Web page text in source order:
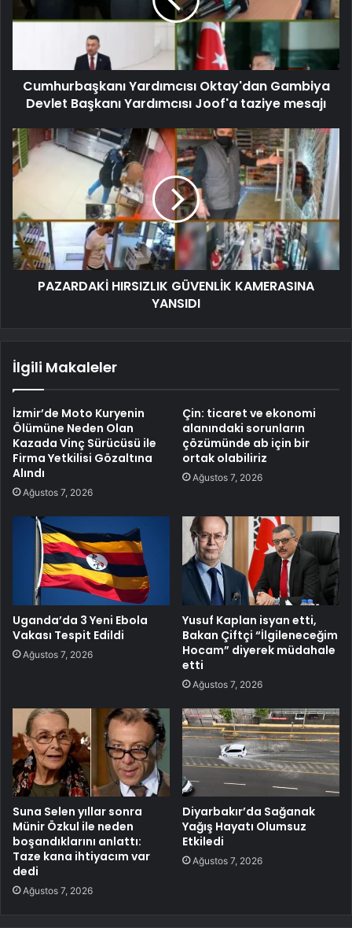
Cumhurbaşkanı Yardımcısı Oktay'dan Gambiya
Devlet Başkanı Yardımcısı Joof'a taziye mesajı
PAZARDAKİ HIRSIZLIK GÜVENLİK KAMERASINA
YANSIDI
İlgili Makaleler
İzmir’de Moto Kuryenin
Ölümüne Neden Olan
Kazada Vinç Sürücüsü ile
Firma Yetkilisi Gözaltına
Alındı
Ağustos 7, 2026
Çin: ticaret ve ekonomi
alanındaki sorunların
çözümünde ab için bir
ortak olabiliriz
Ağustos 7, 2026
Uganda’da 3 Yeni Ebola
Vakası Tespit Edildi
Ağustos 7, 2026
Yusuf Kaplan isyan etti,
Bakan Çiftçi “İlgileneceğim
Hocam” diyerek müdahale
etti
Ağustos 7, 2026
Suna Selen yıllar sonra
Münir Özkul ile neden
boşandıklarını anlattı:
Taze kana ihtiyacım var
dedi
Ağustos 7, 2026
Diyarbakır’da Sağanak
Yağış Hayatı Olumsuz
Etkiledi
Ağustos 7, 2026